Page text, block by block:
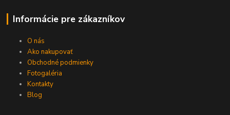
Informácie pre zákazníkov
O nás
Ako nakupovať
Obchodné podmienky
Fotogaléria
Kontakty
Blog